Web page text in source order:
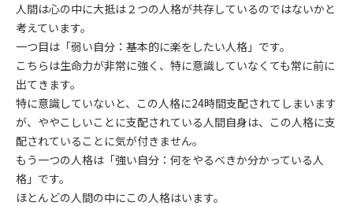
人間は心の中に大抵は２つの人格が共存しているのではないかと
考えています。
一つ目は「弱い自分：基本的に楽をしたい人格」です。
こちらは生命力が非常に強く、特に意識していなくても常に前に
出てきます。
特に意識していないと、この人格に24時間支配されてしまいます
が、ややこしいことに支配されている人間自身は、この人格に支
配されていることに気が付きません。
もう一つの人格は「強い自分：何をやるべきか分かっている人
格」です。
ほとんどの人間の中にこの人格はいます。